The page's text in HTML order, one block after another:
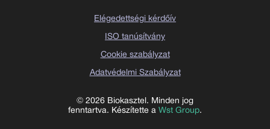
© 2026 Biokasztel. Minden jog
fenntartva. Készítette a Wst Group.
Elégedettségi kérdőív
ISO tanúsítvány
Cookie szabályzat
Adatvédelmi Szabályzat